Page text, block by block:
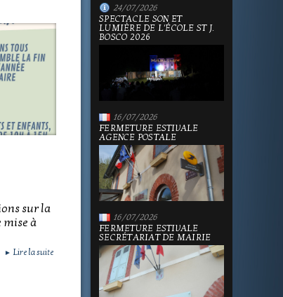
sur la
mise à
► Lire la suite
24/07/2026
SPECTACLE SON ET
LUMIÈRE DE L'ÉCOLE ST J.
BOSCO 2026
16/07/2026
FERMETURE ESTIVALE
AGENCE POSTALE
16/07/2026
FERMETURE ESTIVALE
SECRÉTARIAT DE MAIRIE